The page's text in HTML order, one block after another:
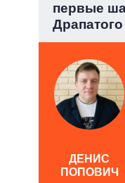
первые
Драпатого
ДЕНИС
ПОПОВИЧ